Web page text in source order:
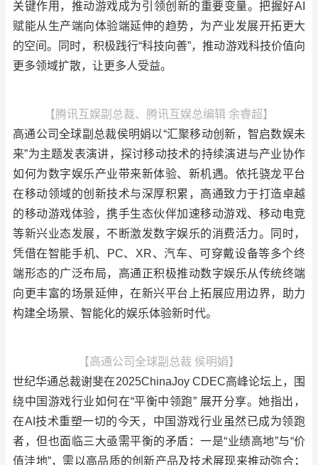
关键作用，推动游戏成为引领创新的重要变量。把握好AI
赋能从生产端向体验端延伸的趋势，为产业发展开拓更大
的空间。同时，积极践行“科技向善”，推动游戏科技价值向
更多领域扩散，让更多人受益。
【腾讯互娱副总裁、腾讯互娱总编辑 余睿超】
高通公司全球副总裁侯明娟以“汇聚移动创新，智启数娱未
来”为主题发表演讲，探讨移动技术的持续演进与产业协作
如何为数字娱乐产业带来新体验、新机遇。依托骁龙平台
在移动领域的创新技术与深厚积累，高通致力于打造卓越
的移动游戏体验，携手生态伙伴加速移动游戏、移动电竞
等新兴业态发展，不断激发数字娱乐的消费活力。同时，
凭借在智能手机、PC、XR、汽车、可穿戴设备等多个终
端形态的广泛布局，高通正积极推动数字娱乐从传统终端
向更丰富的场景延伸，在新兴平台上拓展应用边界，助力
构建全场景、智能化的娱乐体验新时代。
【高通公司全球副总裁 侯明娟】
世纪华通总裁谢斐在2025ChinaJoy CDEC高峰论坛上，围
绕中国游戏行业如何在“平衡中领跑” 展开分享。她指出，
在AI技术重塑一切的今天，中国游戏行业虽然已成为领跑
者，但也面临三大亟需平衡的矛盾：一是“业绩高地”与“价
值洼地”，需以高品质的创新产品及技术展现来推动弥合；